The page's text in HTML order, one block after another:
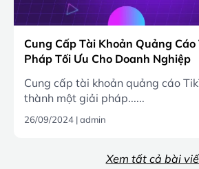
Cung Cấp Tài Khoản Quảng Cáo
Pháp Tối Ưu Cho Doanh Nghiệp
Cung cấp tài khoản quảng cáo
thành một giải pháp......
26/09/2024 |admin
Xem tất cả bài